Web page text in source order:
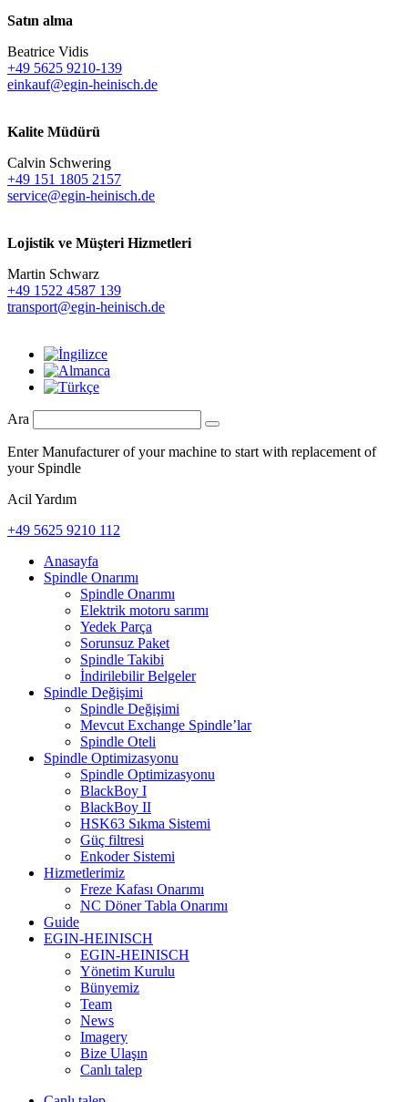
Satın alma
Beatrice Vidis
+49 5625 9210-139
einkauf@egin-heinisch.de
Kalite Müdürü
Calvin Schwering
+49 151 1805 2157
service@egin-heinisch.de
Lojistik ve Müşteri Hizmetleri
Martin Schwarz
+49 1522 4587 139
transport@egin-heinisch.de
Ara
Enter Manufacturer of your machine to start with replacement of
your Spindle
Acil Yardım
+49 5625 9210 112
Anasayfa
Spindle Onarımı
Spindle Onarımı
Elektrik motoru sarımı
Yedek Parça
Sorunsuz Paket
Spindle Takibi
İndirilebilir Belgeler
Spindle Değişimi
Spindle Değişimi
Mevcut Exchange Spindle’lar
Spindle Oteli
Spindle Optimizasyonu
Spindle Optimizasyonu
BlackBoy I
BlackBoy II
HSK63 Sıkma Sistemi
Güç filtresi
Enkoder Sistemi
Hizmetlerimiz
Freze Kafası Onarımı
NC Döner Tabla Onarımı
Guide
EGIN-HEINISCH
EGIN-HEINISCH
Yönetim Kurulu
Bünyemiz
Team
News
Imagery
Bize Ulaşın
Canlı talep